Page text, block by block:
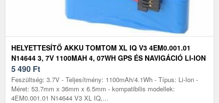
HELYETTESÍTŐ AKKU TOMTOM XL IQ V3 4EM0.001.01
N14644 3, 7V 1100MAH 4, 07WH GPS ÉS NAVIGÁCIÓ LI-ION
5 490 Ft
Feszültség: 3.7V - Teljesítmény: 1100mAh/4.1Wh - Típus: Li-Ion -
Méret: 53.7mm x 36mm x 6.5mm - kompatibilis modellek:
4EM0.001.01 N14644 V3 XL IQ,...